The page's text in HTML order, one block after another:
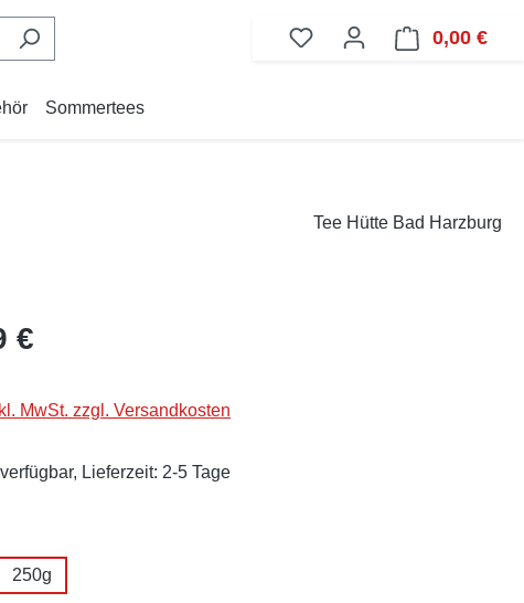
0,00 €
Sommertees
Tee Hütte Bad Harzburg
Preis:
€
MwSt. zzgl. Versandkosten
Lieferzeit: 2-5 Tage
250g